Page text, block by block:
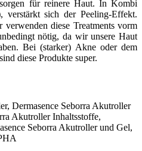
für reinere Haut. In Kombi
verstärkt sich der Peeling-Effekt.
diese Treatments vorm
nötig, da wir unsere Haut
Bei (starker) Akne oder dem
diese Produkte super.